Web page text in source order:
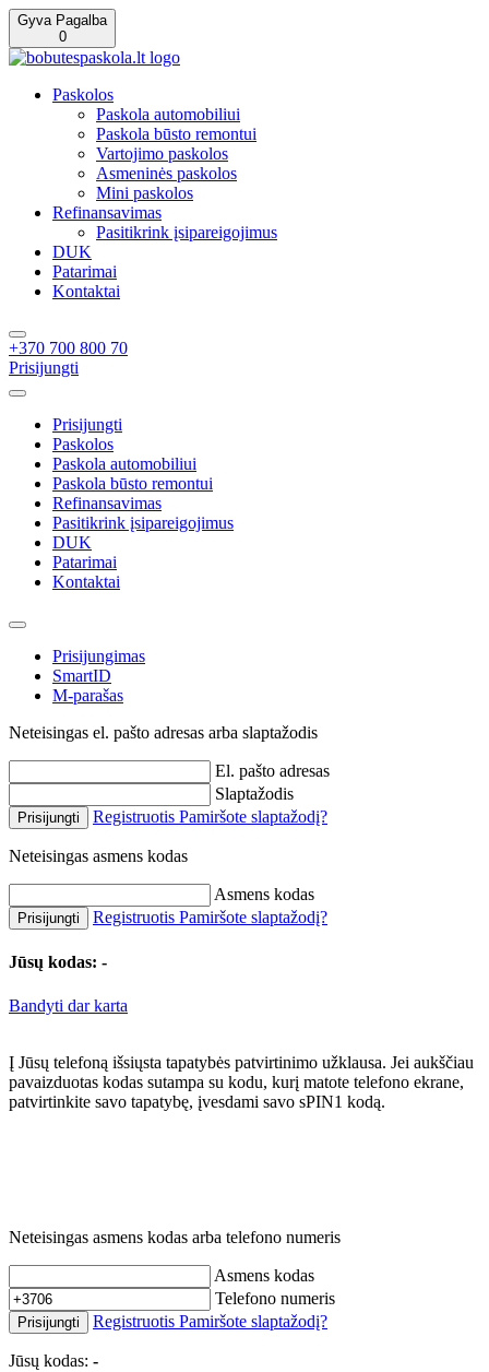
Gyva Pagalba
0
Paskolos
Paskola automobiliui
Paskola būsto remontui
Vartojimo paskolos
Asmeninės paskolos
Mini paskolos
Refinansavimas
Pasitikrink įsipareigojimus
DUK
Patarimai
Kontaktai
+370 700 800 70
Prisijungti
Prisijungti
Paskolos
Paskola automobiliui
Paskola būsto remontui
Refinansavimas
Pasitikrink įsipareigojimus
DUK
Patarimai
Kontaktai
Prisijungimas
SmartID
M-parašas
Neteisingas el. pašto adresas arba slaptažodis
El. pašto adresas
Slaptažodis
Prisijungti Registruotis Pamiršote slaptažodį?
Neteisingas asmens kodas
Asmens kodas
Prisijungti Registruotis Pamiršote slaptažodį?
Jūsų kodas: -
Bandyti dar karta
Į Jūsų telefoną išsiųsta tapatybės patvirtinimo užklausa. Jei aukščiau
pavaizduotas kodas sutampa su kodu, kurį matote telefono ekrane,
patvirtinkite savo tapatybę, įvesdami savo sPIN1 kodą.
Neteisingas asmens kodas arba telefono numeris
Asmens kodas
Telefono numeris
Prisijungti Registruotis Pamiršote slaptažodį?
Jūsų kodas: -